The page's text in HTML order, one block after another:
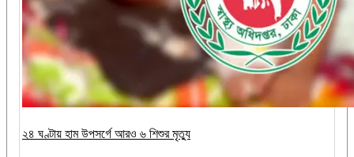
২৪ ঘণ্টায় হাম উপসর্গে আরও ৬ শিশুর মৃত্যু